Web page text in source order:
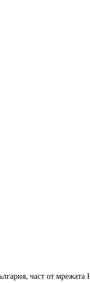
част от мрежата